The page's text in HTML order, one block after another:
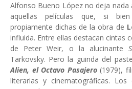
Alfonso Bueno López no deja nada
aquellas películas que, si
propiamente dichas de la obra de
influida. Entre ellas destacan cintas
de Peter Weir, o la alucinante
Tarkovsky. Pero la guinda del
Alien, el Octavo Pasajero(1979),
literarias y cinematográficas. Los